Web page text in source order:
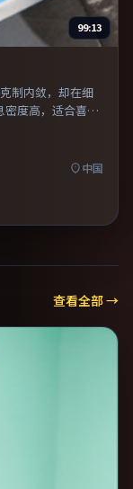
99:13
制内敛，却在细
密度高，适合喜欢
表达，口碑潜力
中国
查看全部 →